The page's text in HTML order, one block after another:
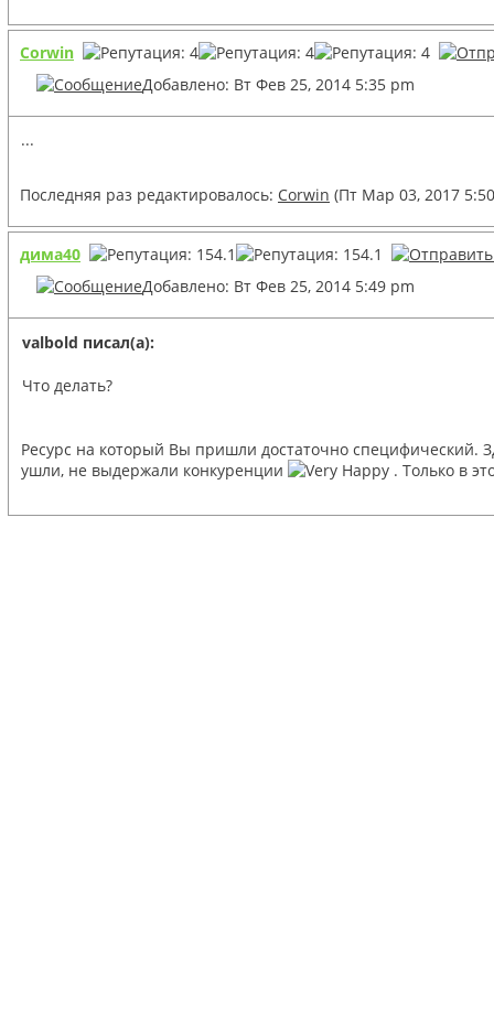
Corwin
Добавлено: Вт Фев 25, 2014 5:35 pm
...
Последняя раз редактировалось: Corwin (Пт Мар 03, 2017
дима40
Добавлено: Вт Фев 25, 2014 5:49 pm
valbold писал(а):
Что делать?
Ресурс на который Вы пришли достаточно специфический.
ушли, не выдержали конкуренции
. Только в